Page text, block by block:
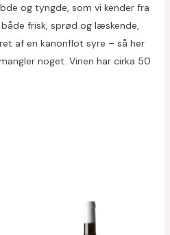
og tyngde, som vi kender fra
både frisk, sprød og læskende,
af en kanonflot syre – så her
noget. Vinen har cirka 50